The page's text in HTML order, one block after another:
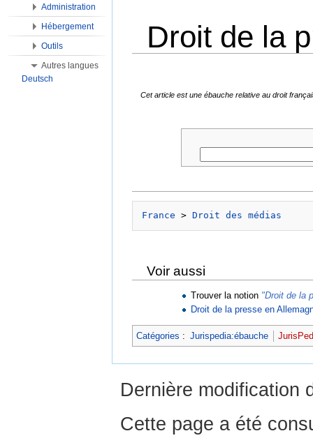
Droit de la
Cet article est une ébauche relative au droit
France > Droit des médias
Voir aussi
Trouver la notion "Droit de la
Droit de la presse en
Catégories : Jurispedia:ébauche
Administration
Hébergement
Outils
Autres langues
Deutsch
Dernière modification
Cette page a été